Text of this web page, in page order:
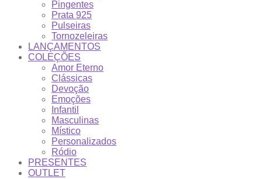
Pingentes
Prata 925
Pulseiras
Tornozeleiras
LANÇAMENTOS
COLEÇÕES
Amor Eterno
Clássicas
Devoção
Emoções
Infantil
Masculinas
Místico
Personalizados
Ródio
PRESENTES
OUTLET